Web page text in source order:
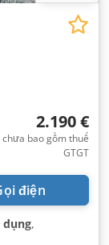
2.190 €
bao gồm thuế
GTGT
điện
dụng,